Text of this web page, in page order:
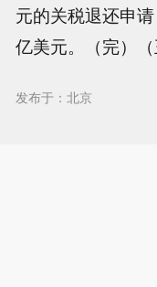
元的关税退还申
亿美元。（完）（
发布于：北京